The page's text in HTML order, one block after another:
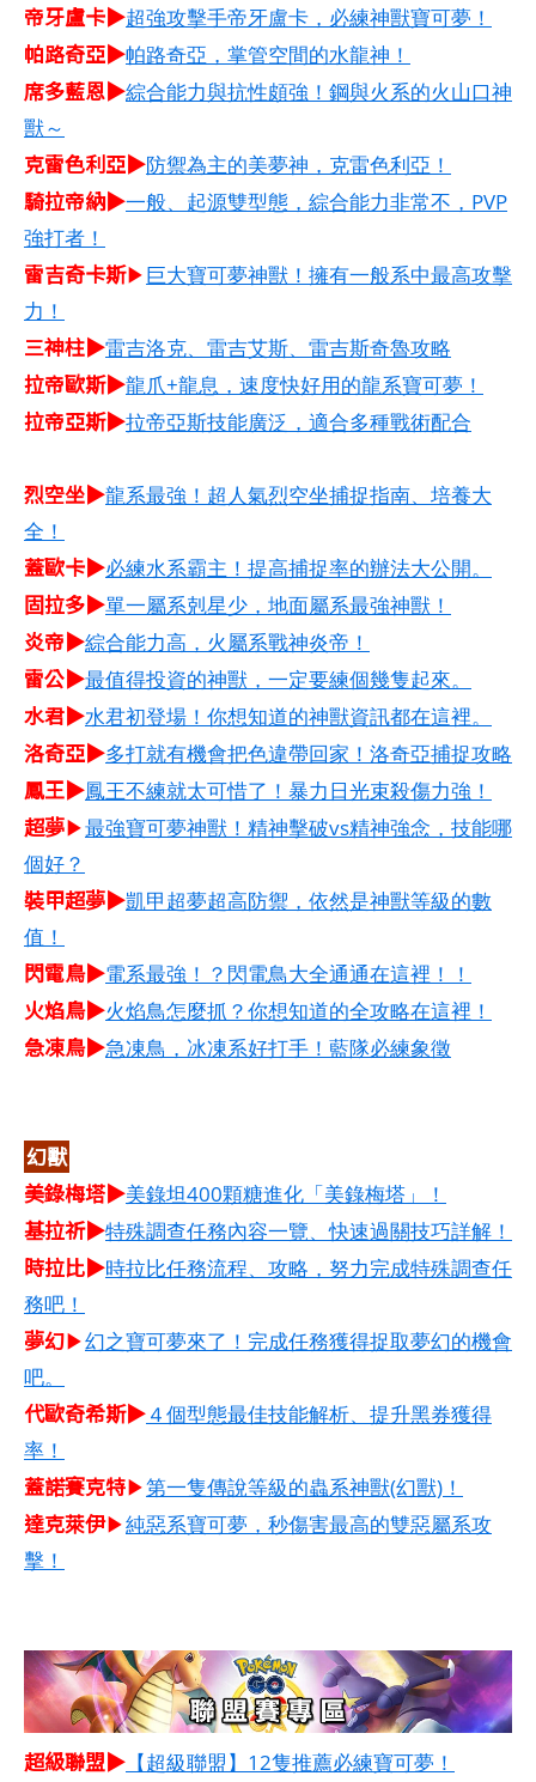
帝牙盧卡▶超強攻擊手帝牙盧卡，必練神獸寶可夢！
帕路奇亞▶帕路奇亞，掌管空間的水龍神！
席多藍恩▶綜合能力與抗性頗強！鋼與火系的火山口神
獸～
克雷色利亞▶防禦為主的美夢神，克雷色利亞！
騎拉帝納▶一般、起源雙型態，綜合能力非常不，PVP
強打者！
雷吉奇卡斯▶巨大寶可夢神獸！擁有一般系中最高攻擊
力！
三神柱▶雷吉洛克、雷吉艾斯、雷吉斯奇魯攻略
拉帝歐斯▶龍爪+龍息，速度快好用的龍系寶可夢！
拉帝亞斯▶拉帝亞斯技能廣泛，適合多種戰術配合
烈空坐▶龍系最強！超人氣烈空坐捕捉指南、培養大
全！
蓋歐卡▶必練水系霸主！提高捕捉率的辦法大公開。
固拉多▶單一屬系剋星少，地面屬系最強神獸！
炎帝▶綜合能力高，火屬系戰神炎帝！
雷公▶最值得投資的神獸，一定要練個幾隻起來。
水君▶水君初登場！你想知道的神獸資訊都在這裡。
洛奇亞▶多打就有機會把色違帶回家！洛奇亞捕捉攻略
鳳王▶鳳王不練就太可惜了！暴力日光束殺傷力強！
超夢▶最強寶可夢神獸！精神擊破vs精神強念，技能哪
個好？
裝甲超夢▶凱甲超夢超高防禦，依然是神獸等級的數
值！
閃電鳥▶電系最強！？閃電鳥大全通通在這裡！！
火焰鳥▶火焰鳥怎麼抓？你想知道的全攻略在這裡！
急凍鳥▶急凍鳥，冰凍系好打手！藍隊必練象徵
幻獸
美錄梅塔▶美錄坦400顆糖進化「美錄梅塔」！
基拉祈▶特殊調查任務內容一覽、快速過關技巧詳解！
時拉比▶時拉比任務流程、攻略，努力完成特殊調查任
務吧！
夢幻▶幻之寶可夢來了！完成任務獲得捉取夢幻的機會
吧。
代歐奇希斯▶４個型態最佳技能解析、提升黑券獲得
率！
蓋諾賽克特▶第一隻傳說等級的蟲系神獸(幻獸)！
達克萊伊▶純惡系寶可夢，秒傷害最高的雙惡屬系攻
擊！
超級聯盟▶ 【超級聯盟】12隻推薦必練寶可夢！